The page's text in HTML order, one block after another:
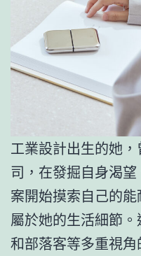
工業設計出生的她
司，在發掘自身渴
案開始摸索自己的
屬於她的生活細節
和部落客等多重視